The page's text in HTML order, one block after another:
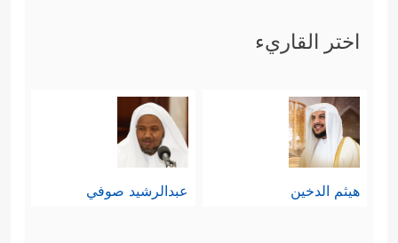
﴿١٦﴾
ٱذۡهَبۡ إِلَىٰ فِرۡعَوۡنَ إِنَّهُۥ طَغَىٰ
﴿١٩﴾
فَأَرَىٰهُ ٱلۡـَٔایَةَ ٱلۡكُبۡرَىٰ﴿٢٠﴾
فَكَذَّبَ وَعَصَىٰ
﴿٢١﴾
ثُمَّ أَدۡبَرَ یَسۡعَىٰ ﴿٢٢﴾
فَحَشَرَ فَنَادَىٰ
فَقَالَ أَنَا۠ رَبُّكُمُ ٱلۡأَعۡلَىٰ ﴿٢٤﴾
فَأَخَذَهُ ٱللَّهُ
اختر القاريء
هيثم الدخين عبدالرشيد صوفي